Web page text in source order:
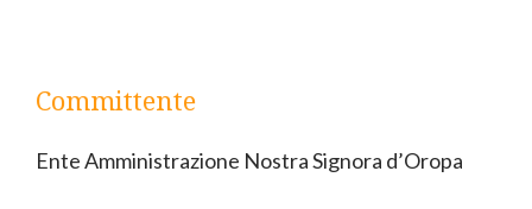
Committente
Ente Amministrazione Nostra Signora d’Oropa